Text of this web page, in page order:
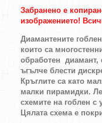
Забранено е
изображението!
Диамантените
които са
обработен диамант,
ъгълче блести
Кръглите са като
малки пирамидки.
схемите на гоблен с
Цялата схема е